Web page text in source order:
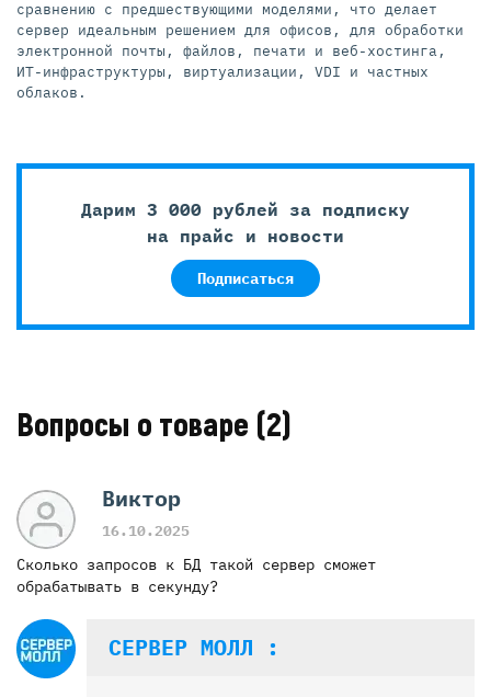
сравнению с предшествующими моделями, что делает
сервер идеальным решением для офисов, для обработки
электронной почты, файлов, печати и веб-хостинга,
ИТ-инфраструктуры, виртуализации, VDI и частных
облаков.
Дарим 3 000 рублей за подписку
на прайс и новости
Подписаться
Вопросы о товаре (2)
Виктор
16.10.2025
Сколько запросов к БД такой сервер сможет
обрабатывать в секунду?
СЕРВЕР МОЛЛ :